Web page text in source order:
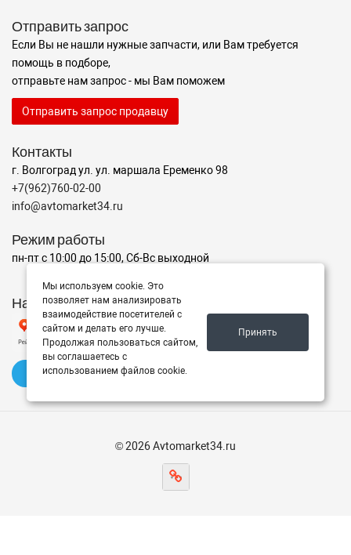
Отправить запрос
Если Вы не нашли нужные запчасти, или Вам требуется
помощь в подборе,
отправьте нам запрос - мы Вам поможем
Отправить запрос продавцу
Контакты
г. Волгоград ул. ул. маршала Еременко 98
+7(962)760-02-00
info@avtomarket34.ru
Режим работы
пн-пт с 10:00 до 15:00, Сб-Вс выходной
Наш рейтинг на Яндексе
✍️ Оставить отзыв
© 2026 Avtomarket34.ru
Мы используем cookie. Это
позволяет нам анализировать
взаимодействие посетителей с
сайтом и делать его лучше.
Продолжая пользоваться сайтом,
вы соглашаетесь с
использованием файлов cookie.
Принять